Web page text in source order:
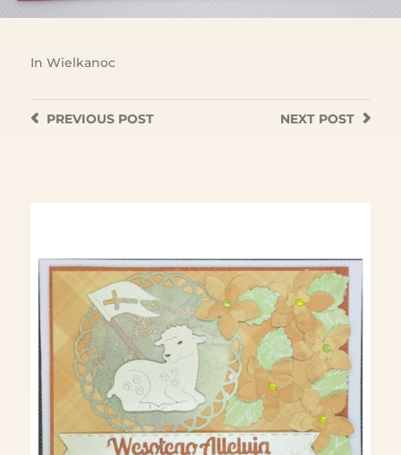
In Wielkanoc
NEXT POST
PREVIOUSPOST